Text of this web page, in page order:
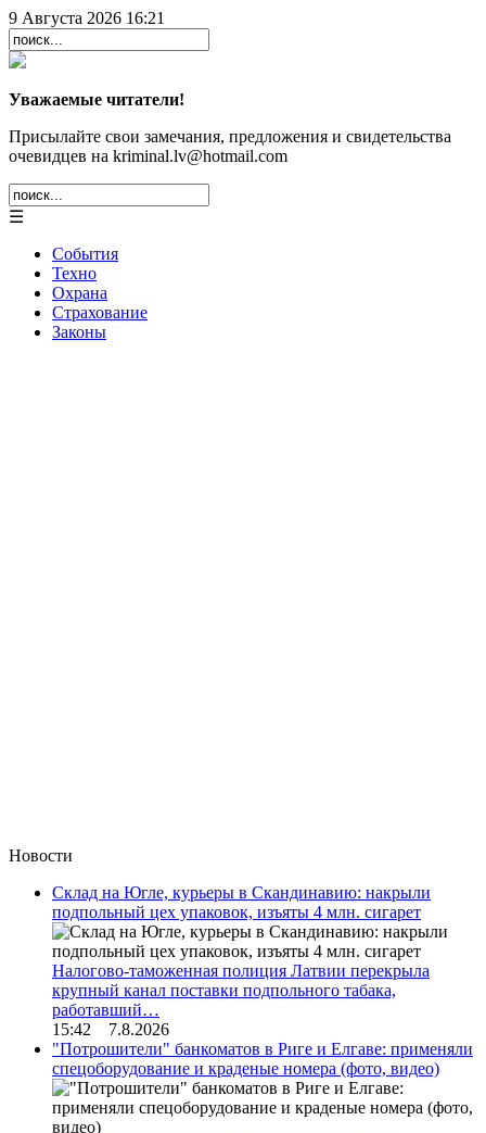
9 Августа 2026 16:21
Уважаемые читатели!
Присылайте свои замечания, предложения и свидетельства
очевидцев на kriminal.lv@hotmail.com
☰
События
Техно
Охрана
Страхование
Законы
Новости
Склад на Югле, курьеры в Скандинавию: накрыли
подпольный цех упаковок, изъяты 4 млн. сигарет
Налогово-таможенная полиция Латвии перекрыла
крупный канал поставки подпольного табака,
работавший…
15:42 7.8.2026
"Потрошители" банкоматов в Риге и Елгаве: применяли
спецоборудование и краденые номера (фото, видео)